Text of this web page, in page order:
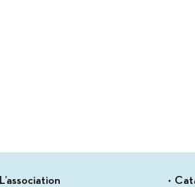
L’association